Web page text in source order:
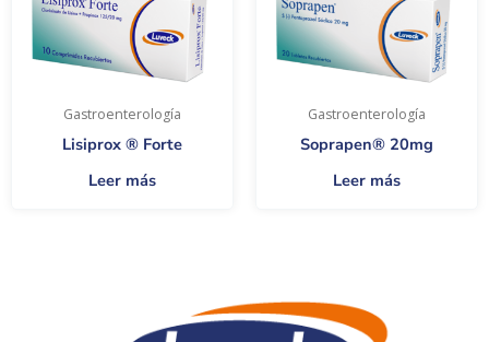
Gastroenterología
Lisiprox ® Forte
Leer más
Gastroenterología
Soprapen® 20mg
Leer más